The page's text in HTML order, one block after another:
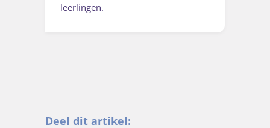
leerlingen.
Deel dit artikel: